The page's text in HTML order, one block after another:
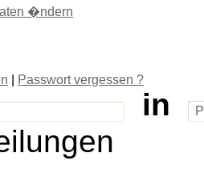
�ndern
Passwort vergessen ?
in